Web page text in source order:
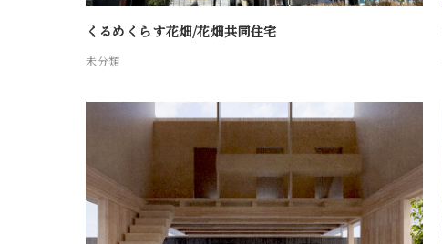
くるめくらす花畑/花畑共同住宅
未分類